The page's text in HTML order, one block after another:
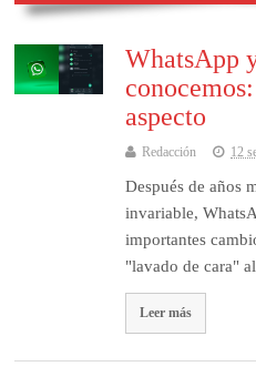
WhatsApp
aspecto
Redacción 12
Después de años
invariable,
importantes
"lavado de cara"
Leer más